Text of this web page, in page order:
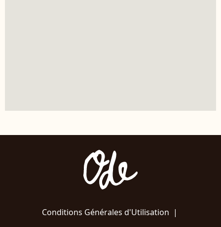
Conditions Générales d'Utilisation |